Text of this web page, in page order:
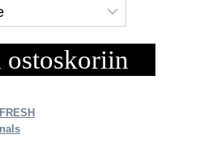
ostoskoriin